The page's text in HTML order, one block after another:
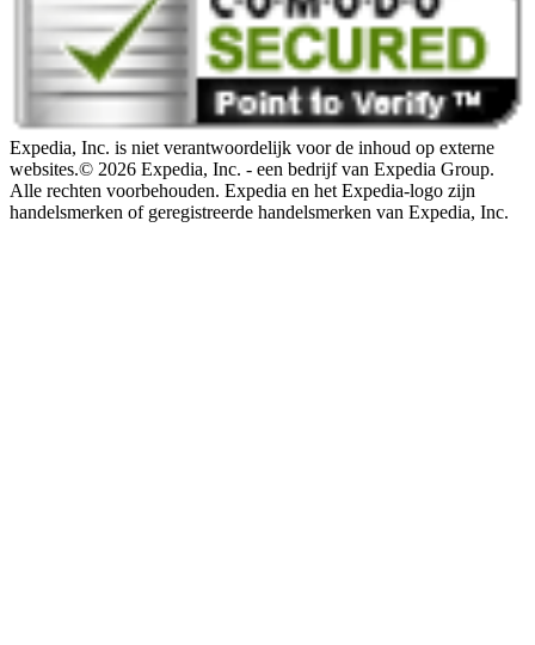
Expedia, Inc. is niet verantwoordelijk voor de inhoud op externe
websites.© 2026 Expedia, Inc. - een bedrijf van Expedia Group.
Alle rechten voorbehouden. Expedia en het Expedia-logo zijn
handelsmerken of geregistreerde handelsmerken van Expedia, Inc.